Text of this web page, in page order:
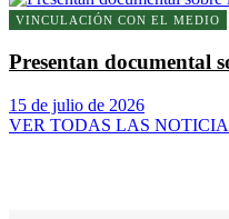
VINCULACIÓN CON EL MEDIO
Presentan documental
15 de julio de 2026
VER TODAS LAS